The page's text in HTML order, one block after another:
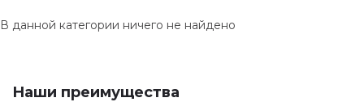
В данной категории ничего не найдено
Наши преимущества